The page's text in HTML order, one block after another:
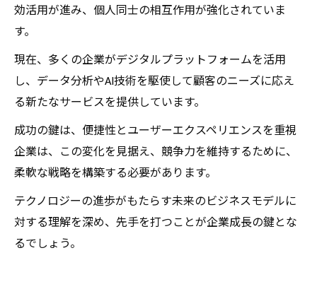
効活用が進み、個人同士の相互作用が強化されていま
す。
現在、多くの企業がデジタルプラットフォームを活用
し、データ分析やAI技術を駆使して顧客のニーズに応え
る新たなサービスを提供しています。
成功の鍵は、便捷性とユーザーエクスペリエンスを重視
企業は、この変化を見据え、競争力を維持するために、
柔軟な戦略を構築する必要があります。
テクノロジーの進歩がもたらす未来のビジネスモデルに
対する理解を深め、先手を打つことが企業成長の鍵とな
るでしょう。